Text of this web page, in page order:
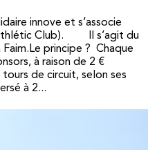
innove et s’associe
Club). Il s’agit du
principe ? Chaque
à raison de 2 €
de circuit, selon ses
à 2...